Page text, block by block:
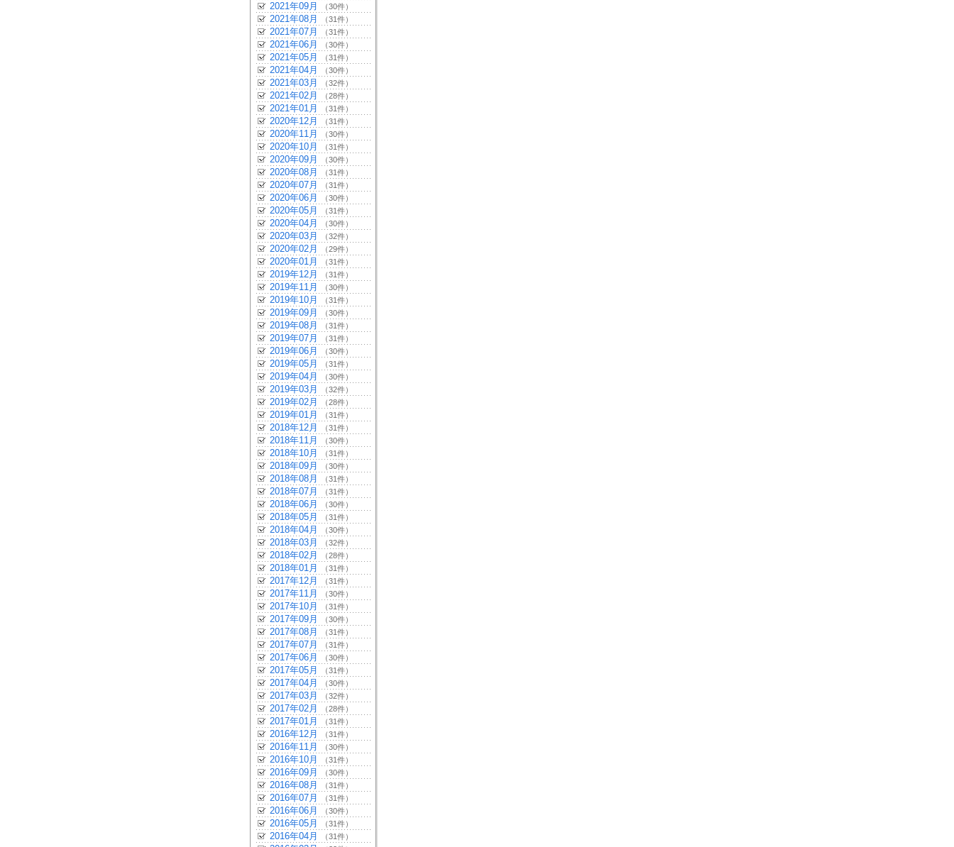
2021年09月 （30件）
2021年08月 （31件）
2021年07月 （31件）
2021年06月 （30件）
2021年05月 （31件）
2021年04月 （30件）
2021年03月 （32件）
2021年02月 （28件）
2021年01月 （31件）
2020年12月 （31件）
2020年11月 （30件）
2020年10月 （31件）
2020年09月 （30件）
2020年08月 （31件）
2020年07月 （31件）
2020年06月 （30件）
2020年05月 （31件）
2020年04月 （30件）
2020年03月 （32件）
2020年02月 （29件）
2020年01月 （31件）
2019年12月 （31件）
2019年11月 （30件）
2019年10月 （31件）
2019年09月 （30件）
2019年08月 （31件）
2019年07月 （31件）
2019年06月 （30件）
2019年05月 （31件）
2019年04月 （30件）
2019年03月 （32件）
2019年02月 （28件）
2019年01月 （31件）
2018年12月 （31件）
2018年11月 （30件）
2018年10月 （31件）
2018年09月 （30件）
2018年08月 （31件）
2018年07月 （31件）
2018年06月 （30件）
2018年05月 （31件）
2018年04月 （30件）
2018年03月 （32件）
2018年02月 （28件）
2018年01月 （31件）
2017年12月 （31件）
2017年11月 （30件）
2017年10月 （31件）
2017年09月 （30件）
2017年08月 （31件）
2017年07月 （31件）
2017年06月 （30件）
2017年05月 （31件）
2017年04月 （30件）
2017年03月 （32件）
2017年02月 （28件）
2017年01月 （31件）
2016年12月 （31件）
2016年11月 （30件）
2016年10月 （31件）
2016年09月 （30件）
2016年08月 （31件）
2016年07月 （31件）
2016年06月 （30件）
2016年05月 （31件）
2016年04月 （31件）